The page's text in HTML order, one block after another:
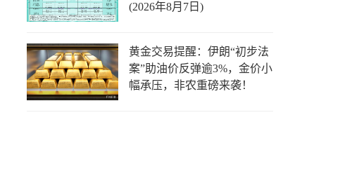
(2026年8月7日)
黄金交易提醒：伊朗“初步法
案”助油价反弹逾3%，金价小
幅承压，非农重磅来袭！